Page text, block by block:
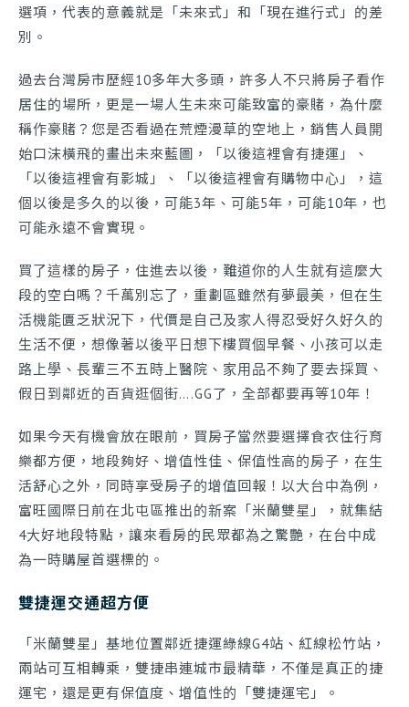
選項，代表的意義就是「未來式」和「現在進行式」的差
別。
過去台灣房市歷經10多年大多頭，許多人不只將房子看作
居住的場所，更是一場人生未來可能致富的豪賭，為什麼
稱作豪賭？您是否看過在荒煙漫草的空地上，銷售人員開
始口沫橫飛的畫出未來藍圖，「以後這裡會有捷運」、
「以後這裡會有影城」、「以後這裡會有購物中心」，這
個以後是多久的以後，可能3年、可能5年，可能10年，也
可能永遠不會實現。
買了這樣的房子，住進去以後，難道你的人生就有這麼大
段的空白嗎？千萬別忘了，重劃區雖然有夢最美，但在生
活機能匱乏狀況下，代價是自己及家人得忍受好久好久的
生活不便，想像著以後平日想下樓買個早餐、小孩可以走
路上學、長輩三不五時上醫院、家用品不夠了要去採買、
假日到鄰近的百貨逛個街….GG了，全部都要再等10年！
如果今天有機會放在眼前，買房子當然要選擇食衣住行育
樂都方便，地段夠好、增值性佳、保值性高的房子，在生
活舒心之外，同時享受房子的增值回報！以大台中為例，
富旺國際日前在北屯區推出的新案「米蘭雙星」，就集結
4大好地段特點，讓來看房的民眾都為之驚艷，在台中成
為一時購屋首選標的。
雙捷運交通超方便
「米蘭雙星」基地位置鄰近捷運綠線G4站、紅線松竹站，
兩站可互相轉乘，雙捷串連城市最精華，不僅是真正的捷
運宅，還是更有保值度、增值性的「雙捷運宅」。